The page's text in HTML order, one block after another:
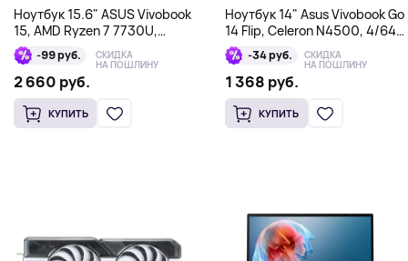
Ноутбук 15.6" ASUS Vivobook
15, AMD Ryzen 7 7730U,
16/512 Гб, синий
-99 руб. СКИДКА
НА ПОШЛИНУ
2 660 руб.
КУПИТЬ
Ноутбук 14" Asus Vivobook Go
14 Flip, Celeron N4500, 4/64
Гб, темно-синий
-34 руб. СКИДКА
НА ПОШЛИНУ
1 368 руб.
КУПИТЬ